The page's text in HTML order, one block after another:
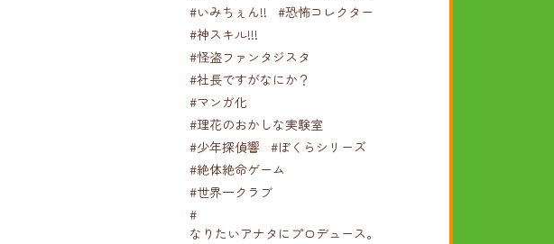
#いみちぇん!!
#恐怖コレクター
#神スキル!!!
#怪盗ファンタジスタ
#社長ですがなにか？
#マンガ化
#理花のおかしな実験室
#少年探偵響
#ぼくらシリーズ
#絶体絶命ゲーム
#世界一クラブ
#
なりたいアナタにプロデュース。